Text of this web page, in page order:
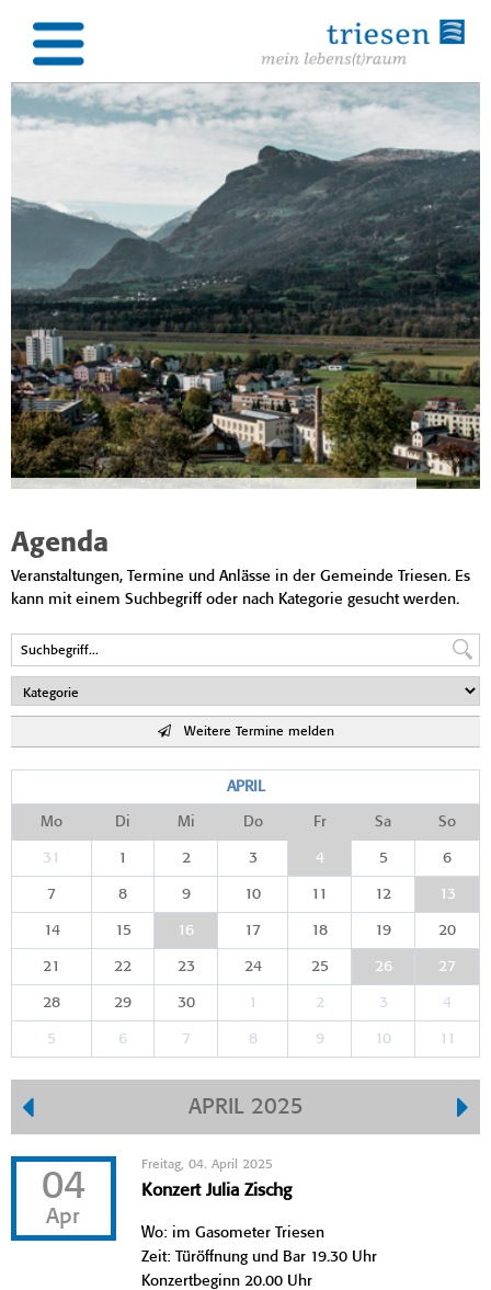
Agenda
Veranstaltungen, Termine und Anlässe in der Gemeinde Triesen. Es
kann mit einem Suchbegriff oder nach Kategorie gesucht werden.
Weitere Termine melden
APRIL
Mo Di Mi Do Fr Sa So
31 1 2 3 4 5 6
7 8 9 10 11 12 13
14 15 16 17 18 19 20
21 22 23 24 25 26 27
28 29 30 1 2 3 4
5 6 7 8 9 10 11
APRIL 2025
04
Apr
Freitag, 04. April 2025
Konzert Julia Zischg
Wo: im Gasometer Triesen
Zeit: Türöffnung und Bar 19.30 Uhr
Konzertbeginn 20.00 Uhr